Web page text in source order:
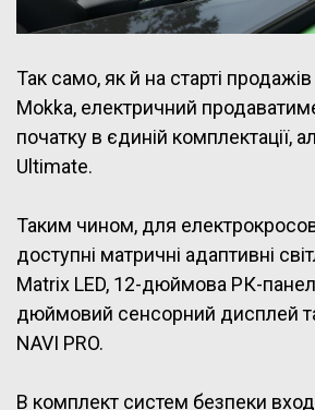
Так само, як й на старті
Mokka, електричний
початку в єдиній комплектації,
Ultimate.
Таким чином, для
доступні матричні адаптивні
Matrix LED, 12-дюймова РК-
дюймовий сенсорний дисплей
NAVI PRO.
В комплект систем безпеки